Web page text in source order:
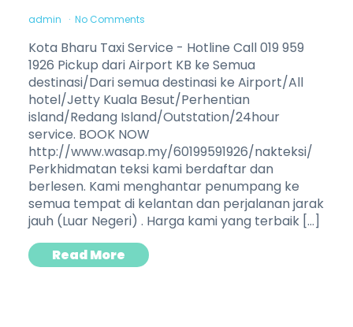
admin No Comments
Kota Bharu Taxi Service - Hotline Call 019 959
1926 Pickup dari Airport KB ke Semua
destinasi/Dari semua destinasi ke Airport/All
hotel/Jetty Kuala Besut/Perhentian
island/Redang Island/Outstation/24hour
service. BOOK NOW
http://www.wasap.my/60199591926/nakteksi/
Perkhidmatan teksi kami berdaftar dan
berlesen. Kami menghantar penumpang ke
semua tempat di kelantan dan perjalanan jarak
jauh (Luar Negeri) . Harga kami yang terbaik […]
Read More